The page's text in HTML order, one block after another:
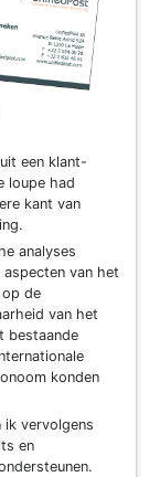
een klant-
loupe had
kant van
analyses
van het
de
van het
bestaande
konden
ik vervolgens
en